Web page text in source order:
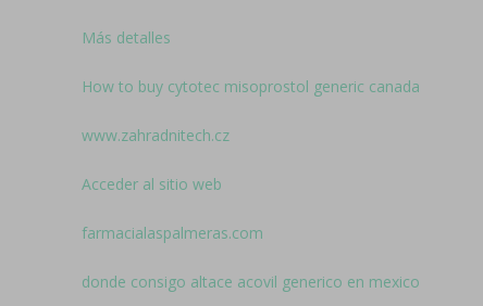
Más detalles
How to buy cytotec misoprostol generic canada
www.zahradnitech.cz
Acceder al sitio web
farmacialaspalmeras.com
donde consigo altace acovil generico en mexico